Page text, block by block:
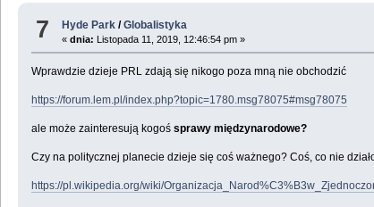
7 Hyde Park /Globalistyka
«dnia: Listopada 11, 2019, 12:46:54 pm »
Wprawdzie dzieje PRL zdają się nikogo poza mną nie obchodzić
https://forum.lem.pl/index.php?topic=1780.msg78075#msg78075
ale może zainteresują kogośsprawy międzynarodowe?
Czy na politycznej planecie dzieje się coś ważnego? Coś, co nie
https://pl.wikipedia.org/wiki/